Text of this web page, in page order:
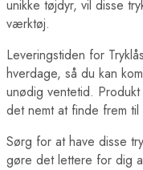
unikke tøjdyr, vil disse
værktøj.
Leveringstiden for
hverdage, så du kan
unødig ventetid.
det nemt at finde frem
Sørg for at have disse
gøre det lettere for dig